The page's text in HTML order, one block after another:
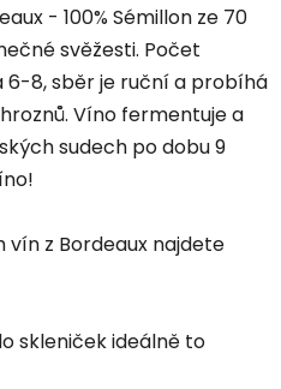
- 100% Sémillon ze 70
svěžesti. Počet
6-8, sběr je ruční a probíhá
Víno fermentuje a
sudech po dobu 9
z Bordeaux najdete
skleniček ideálně to